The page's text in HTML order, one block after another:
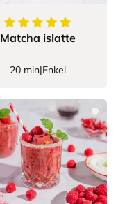
5av5stjerner
Matcha islatte
20 min|Enkel